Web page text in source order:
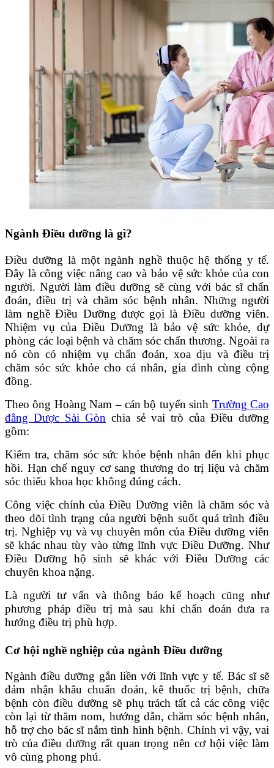
Ngành Điều dưỡng là gì?
Điều dưỡng là một ngành nghề thuộc hệ thống y tế.
Đây là công việc nâng cao và bảo vệ sức khỏe của con
người. Người làm điều dưỡng sẽ cùng với bác sĩ chẩn
đoán, điều trị và chăm sóc bệnh nhân. Những người
làm nghề Điều Dưỡng được gọi là Điều dưỡng viên.
Nhiệm vụ của Điều Dưỡng là bảo vệ sức khỏe, dự
phòng các loại bệnh và chăm sóc chấn thương. Ngoài ra
nó còn có nhiệm vụ chẩn đoán, xoa dịu và điều trị
chăm sóc sức khỏe cho cá nhân, gia đình cùng cộng
đồng.
Theo ông Hoàng Nam – cán bộ tuyển sinh Trường Cao
đẳng Dược Sài Gòn chia sẻ vai trò của Điều dưỡng
gồm:
Kiểm tra, chăm sóc sức khỏe bệnh nhân đến khi phục
hồi. Hạn chế nguy cơ sang thương do trị liệu và chăm
sóc thiếu khoa học không đúng cách.
Công việc chính của Điều Dưỡng viên là chăm sóc và
theo dõi tình trạng của người bệnh suốt quá trình điều
trị. Nghiệp vụ và vụ chuyên môn của Điều dưỡng viên
sẽ khác nhau tùy vào từng lĩnh vực Điều Dưỡng. Như
Điều Dưỡng hộ sinh sẽ khác với Điều Dưỡng các
chuyên khoa nặng.
Là người tư vấn và thông báo kế hoạch cũng như
phương pháp điều trị mà sau khi chẩn đoán đưa ra
hướng điều trị phù hợp.
Cơ hội nghề nghiệp của ngành Điều dưỡng
Ngành điều dưỡng gắn liền với lĩnh vực y tế. Bác sĩ sẽ
đảm nhận khâu chuẩn đoán, kê thuốc trị bệnh, chữa
bệnh còn điều dưỡng sẽ phụ trách tất cả các công việc
còn lại từ thăm nom, hướng dẫn, chăm sóc bệnh nhân,
hỗ trợ cho bác sĩ nắm tình hình bệnh. Chính vì vậy, vai
trò của điều dưỡng rất quan trọng nên cơ hội việc làm
vô cùng phong phú.